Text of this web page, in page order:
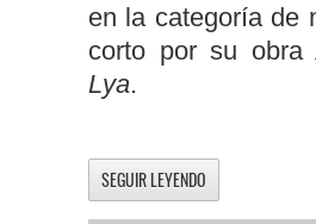
en la categoría de
corto por su obra
Lya.
SEGUIR LEYENDO